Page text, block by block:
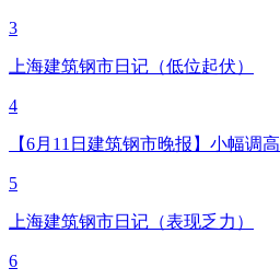
3
上海建筑钢市日记（低位起伏）
4
【6月11日建筑钢市晚报】小幅调高
5
上海建筑钢市日记（表现乏力）
6